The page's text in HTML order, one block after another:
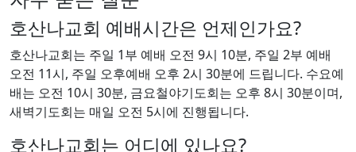
호산나교회 예배시간은 언제인가요?
호산나교회는 주일 1부 예배 오전 9시 10분, 주일 2부 예배
오전 11시, 주일 오후예배 오후 2시 30분에 드립니다. 수요예
배는 오전 10시 30분, 금요철야기도회는 오후 8시 30분이며,
새벽기도회는 매일 오전 5시에 진행됩니다.
호산나교회는 어디에 있나요?